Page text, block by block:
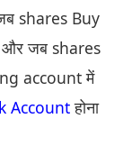
shares Buy
जब shares
account में
Accountहोना